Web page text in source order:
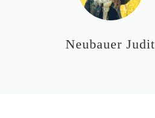
Neubauer Judit